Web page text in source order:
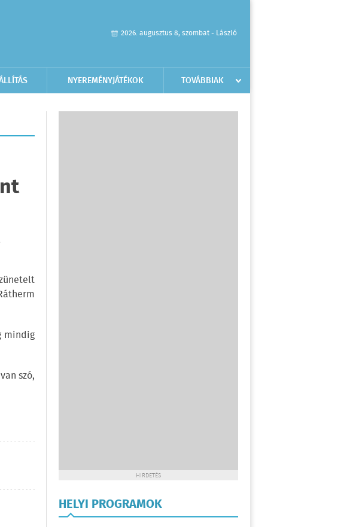
2026. augusztus 8, szombat - László
NYEREMÉNYJÁTÉKOK TOVÁBBIAK
mindig
szó,
HIRDETÉS
HELYI PROGRAMOK